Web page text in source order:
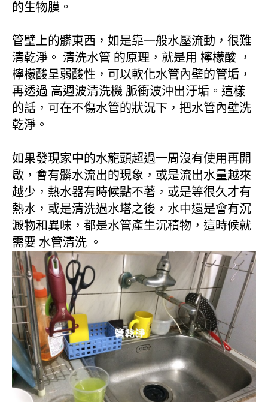
的生物膜。
管壁上的髒東西，如是靠一般水壓流動，很難
清乾淨。 清洗水管 的原理，就是用 檸檬酸 ，
檸檬酸呈弱酸性，可以軟化水管內壁的管垢，
再透過 高週波清洗機 脈衝波沖出汙垢。這樣
的話，可在不傷水管的狀況下，把水管內壁洗
乾淨。
如果發現家中的水龍頭超過一周沒有使用再開
啟，會有髒水流出的現象，或是流出水量越來
越少，熱水器有時候點不著，或是等很久才有
熱水，或是清洗過水塔之後，水中還是會有沉
澱物和異味，都是水管產生沉積物，這時候就
需要 水管清洗 。